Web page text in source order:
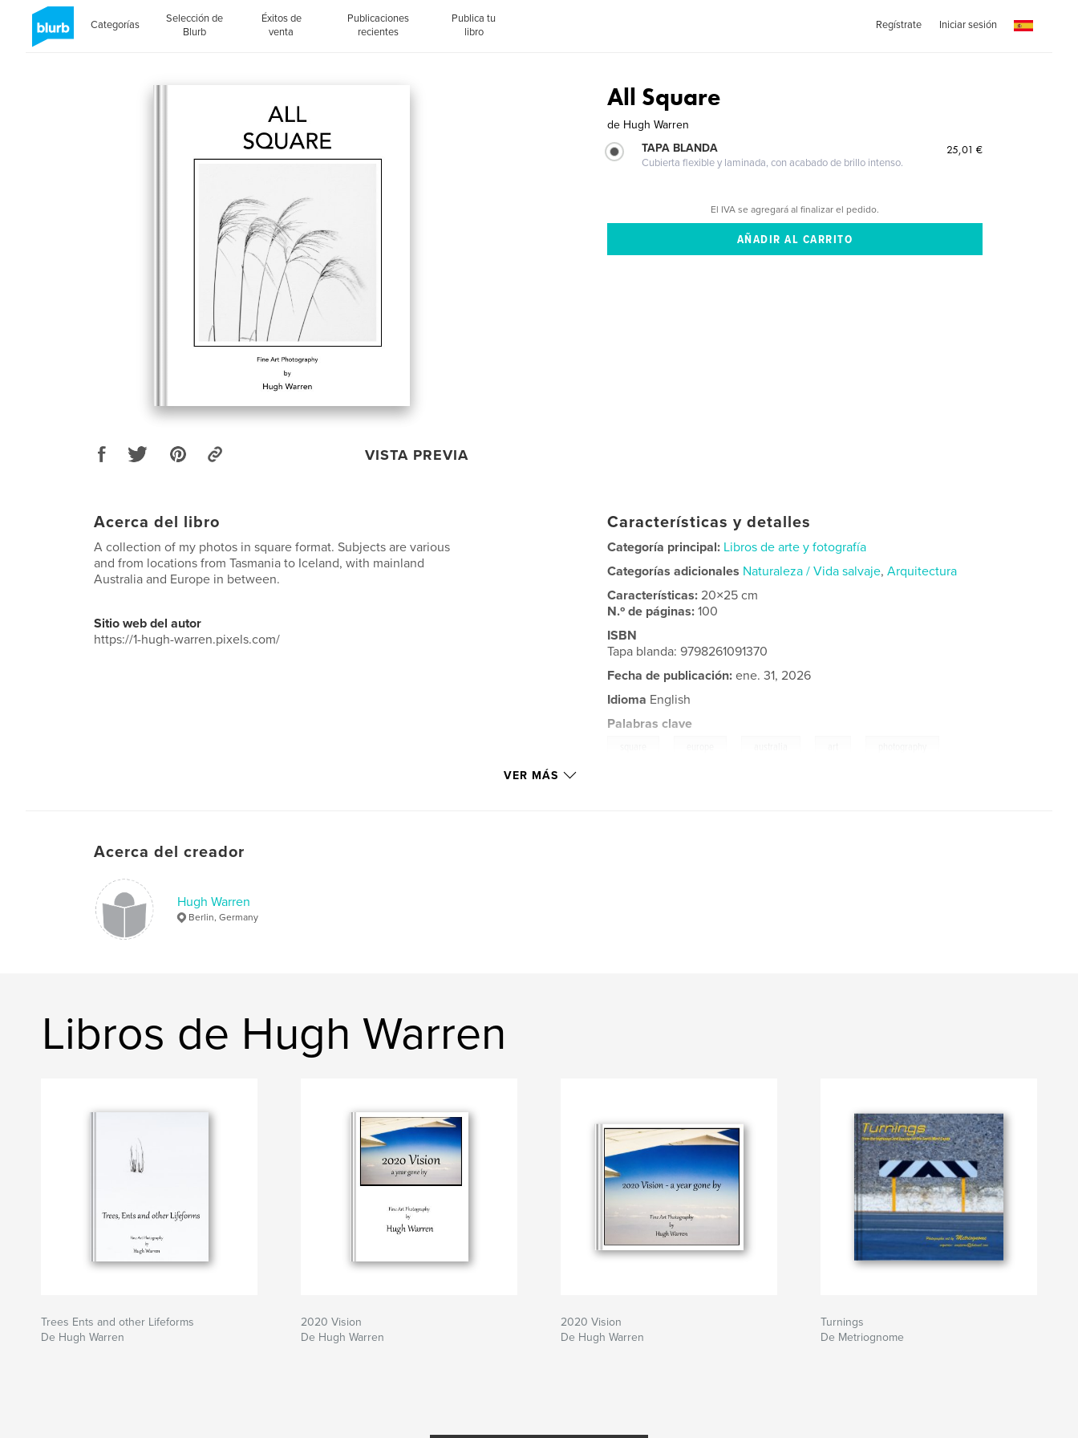
Categorías
Selección de
Blurb
Éxitos de
venta
Publicaciones
recientes
Publica tu
libro
Regístrate Iniciar sesión
VISTA PREVIA
All Square
de Hugh Warren
TAPA BLANDA
Cubierta flexible y laminada, con acabado de brillo intenso.
25,01 €
El IVA se agregará al finalizar el pedido.
Acerca del libro
A collection of my photos in square format. Subjects are various
and from locations from Tasmania to Iceland, with mainland
Australia and Europe in between.
Sitio web del autor
https://1-hugh-warren.pixels.com/
Características y detalles
Categoría principal: Libros de arte y fotografía
Categorías adicionales Naturaleza / Vida salvaje,Arquitectura
Características:20×25 cm
N.º de páginas:100
ISBN
Tapa blanda: 9798261091370
Fecha de publicación: ene. 31, 2026
Idioma English
Palabras clave
VER MÁS
Acerca del creador
Hugh Warren
Berlin, Germany
Libros de Hugh Warren
Trees Ents and other Lifeforms
De Hugh Warren
2020 Vision
De Hugh Warren
2020 Vision
De Hugh Warren
Turnings
De Metriognome